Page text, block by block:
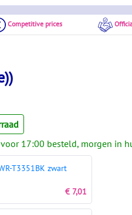
Competitive prices
17:00 besteld, morgen in
T3351BK zwart
€ 7,01